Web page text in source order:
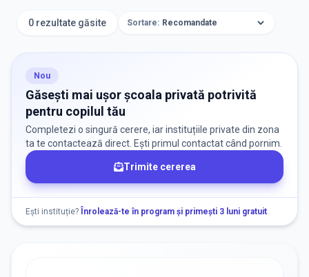
Nu există informații despre locuri libere
0 rezultate găsite Sortare:
Nou
Găsești mai ușor școala privată potrivită
pentru copilul tău
Completezi o singură cerere, iar instituțiile private din zona
ta te contactează direct. Ești primul contactat când pornim.
Trimite cererea
Ești instituție? Înrolează-te în program și primești 3 luni gratuit.